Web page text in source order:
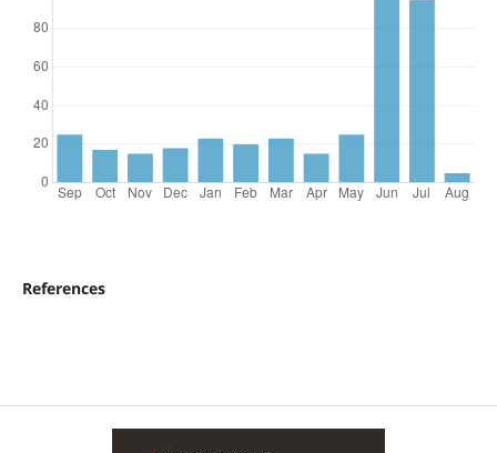
References